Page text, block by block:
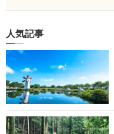
人気記事